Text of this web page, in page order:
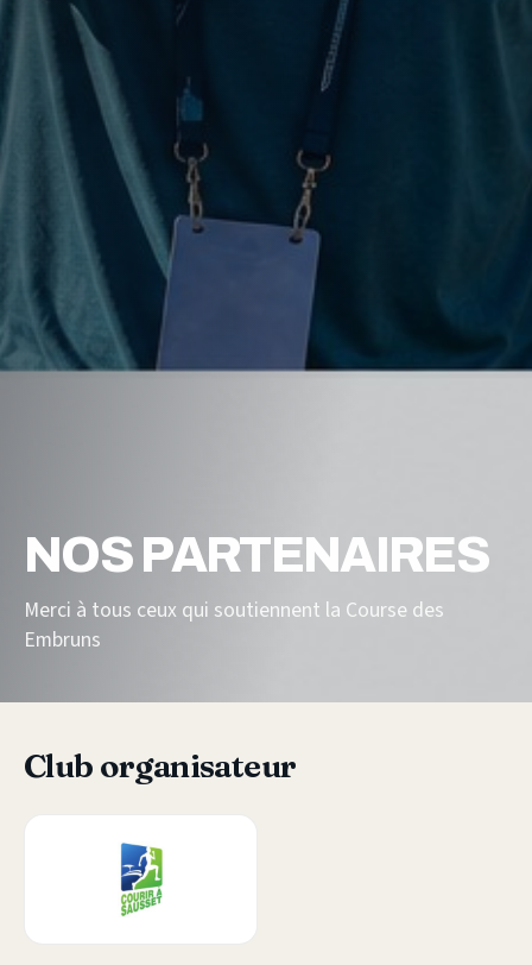
NOS PARTENAIRES
Merci à tous ceux qui soutiennent la Course des
Embruns
Club organisateur